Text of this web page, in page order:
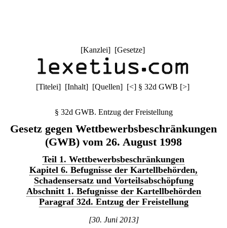
[Kanzlei] [Gesetze]
[Titelei] [Inhalt] [Quellen] [<] § 32d GWB [>]
§ 32d GWB. Entzug der Freistellung
Gesetz gegen Wettbewerbsbeschränkungen
(GWB) vom 26. August 1998
Teil 1. Wettbewerbsbeschränkungen
Kapitel 6. Befugnisse der Kartellbehörden,
Schadensersatz und Vorteilsabschöpfung
Abschnitt 1. Befugnisse der Kartellbehörden
Paragraf 32d. Entzug der Freistellung
[30. Juni 2013]